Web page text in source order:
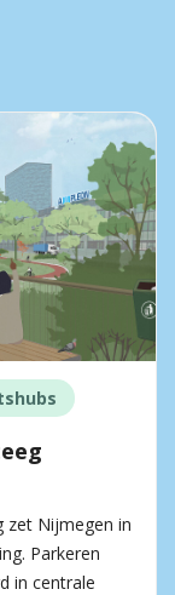
zet Nijmegen in
Parkeren
in centrale